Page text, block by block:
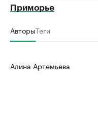
Приморье
АвторыТеги
Алина Артемьева